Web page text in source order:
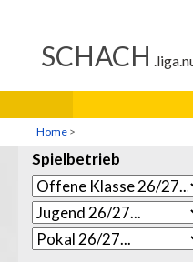
Home >
Spielbetrieb